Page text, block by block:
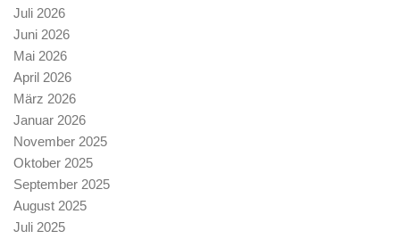
Juli 2026
Juni 2026
Mai 2026
April 2026
März 2026
Januar 2026
November 2025
Oktober 2025
September 2025
August 2025
Juli 2025